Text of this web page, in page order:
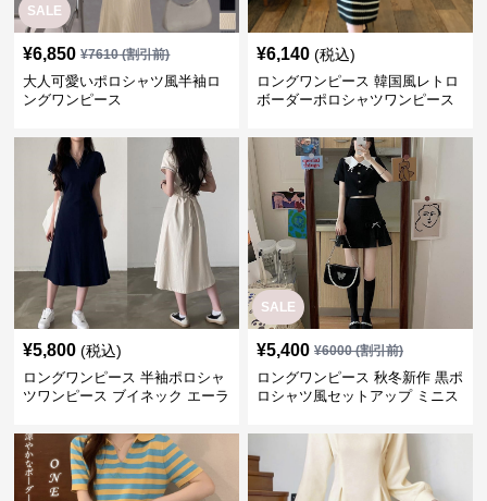
SALE
¥6,850 ¥7610(割引前)
大人可愛いポロシャツ風半袖ロ
ングワンピース
¥6,140 (税込)
ロングワンピース 韓国風レトロ
ボーダーポロシャツワンピース
¥5,800 (税込)
ロングワンピース 半袖ポロシャ
ツワンピース ブイネック エーラ
SALE
¥5,400 ¥6000(割引前)
ロングワンピース 秋冬新作 黒ポ
ロシャツ風セットアップ ミニス